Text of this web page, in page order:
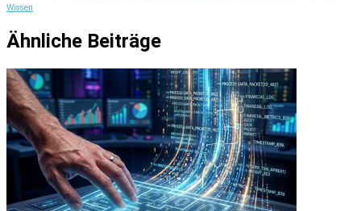
Wissen
Ähnliche Beiträge